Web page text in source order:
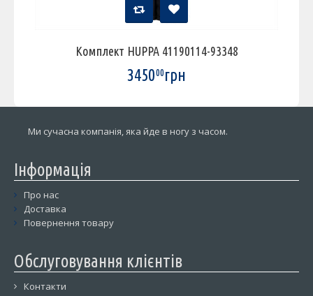
Комплект HUPPA 41190114-93348
345000грн
Ми сучасна компанія, яка йде в ногу з часом.
Інформація
Про нас
Доставка
Повернення товару
Обслуговування клієнтів
Контакти